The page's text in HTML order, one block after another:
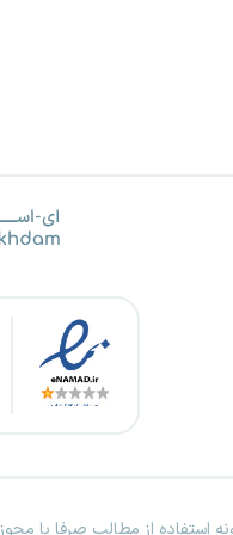
استفاده از مطالب صرفا با